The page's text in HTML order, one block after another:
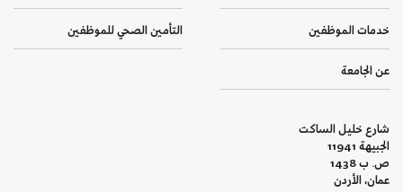
خدمات الموظفين التأمين الصحي للموظفين
عن الجامعة
شارع خليل الساكت
الجبيهة 11941
ص. ب 1438
عمان، الأردن